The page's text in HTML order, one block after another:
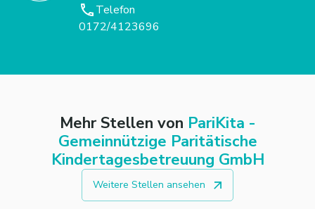
Telefon
0172/4123696
Mehr Stellen von PariKita -
Gemeinnützige Paritätische
Kindertagesbetreuung GmbH
Weitere Stellen ansehen